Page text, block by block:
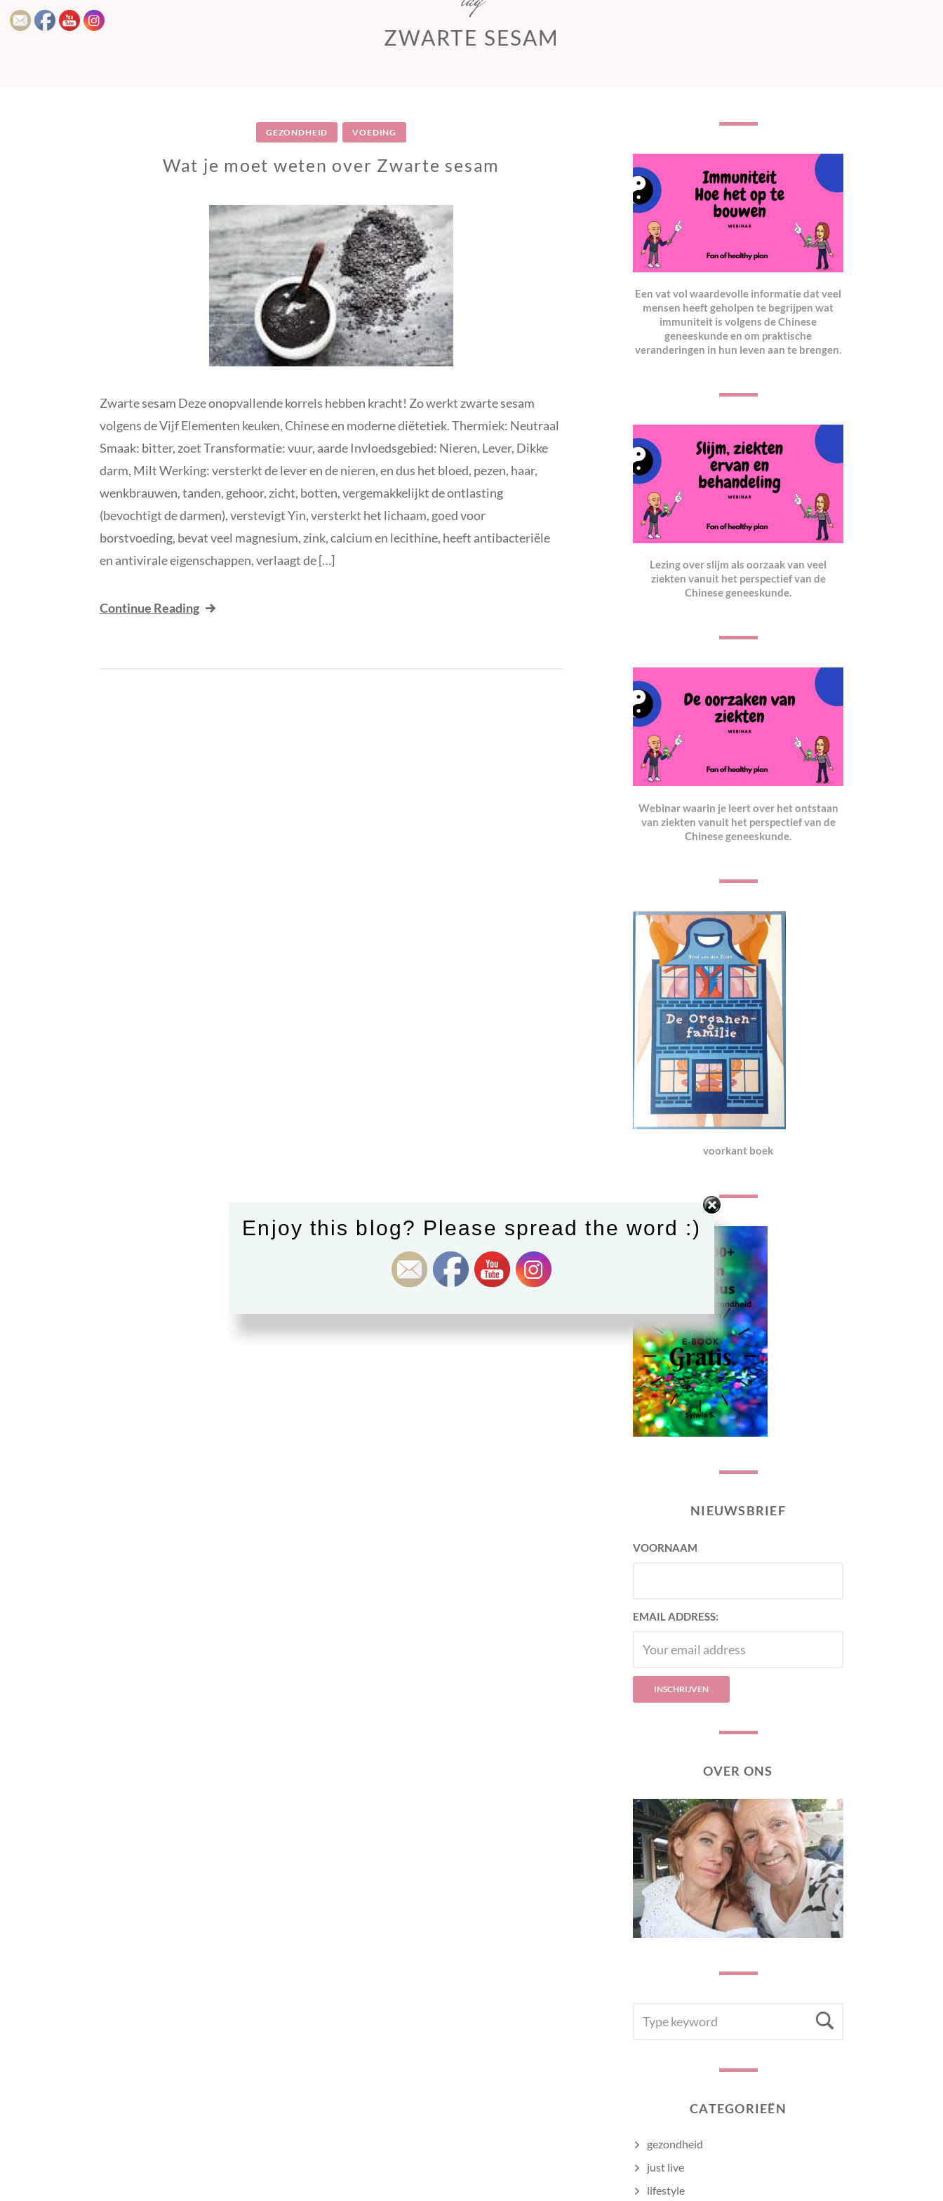
ZWARTE SESAM
GEZONDHEID VOEDING
Wat je moet weten over Zwarte sesam
Zwarte sesam Deze onopvallende korrels hebben kracht! Zo werkt zwarte sesam
volgens de Vijf Elementen keuken, Chinese en moderne diëtetiek. Thermiek: Neutraal
Smaak: bitter, zoet Transformatie: vuur, aarde Invloedsgebied: Nieren, Lever, Dikke
darm, Milt Werking: versterkt de lever en de nieren, en dus het bloed, pezen, haar,
wenkbrauwen, tanden, gehoor, zicht, botten, vergemakkelijkt de ontlasting
(bevochtigt de darmen), verstevigt Yin, versterkt het lichaam, goed voor
borstvoeding, bevat veel magnesium, zink, calcium en lecithine, heeft antibacteriële
en antivirale eigenschappen, verlaagt de […]
Continue Reading
Een vat vol waardevolle informatie dat veel
mensen heeft geholpen te begrijpen wat
immuniteit is volgens de Chinese
geneeskunde en om praktische
veranderingen in hun leven aan te brengen.
Lezing over slijm als oorzaak van veel
ziekten vanuit het perspectief van de
Chinese geneeskunde.
Webinar waarin je leert over het ontstaan
van ziekten vanuit het perspectief van de
Chinese geneeskunde.
voorkant boek
NIEUWSBRIEF
VOORNAAM
EMAIL ADDRESS:
OVER ONS
FOR:
CATEGORIEËN
gezondheid
just live
lifestyle
Enjoy this blog? Please spread the word :)